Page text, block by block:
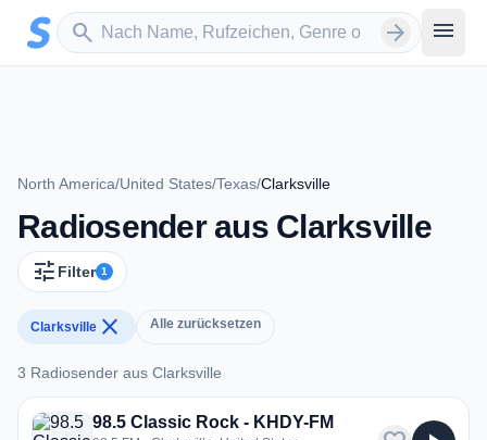
Zum Hauptinhalt springen
search
Sender suchen arrow_forward menu
North America/United States/Texas/Clarksville
Radiosender aus Clarksville
tune Filter 1
Clarksville close Alle zurücksetzen
3 Radiosender aus Clarksville
3 Radiosender aus Clarksville
98.5 Classic Rock - KHDY-FM